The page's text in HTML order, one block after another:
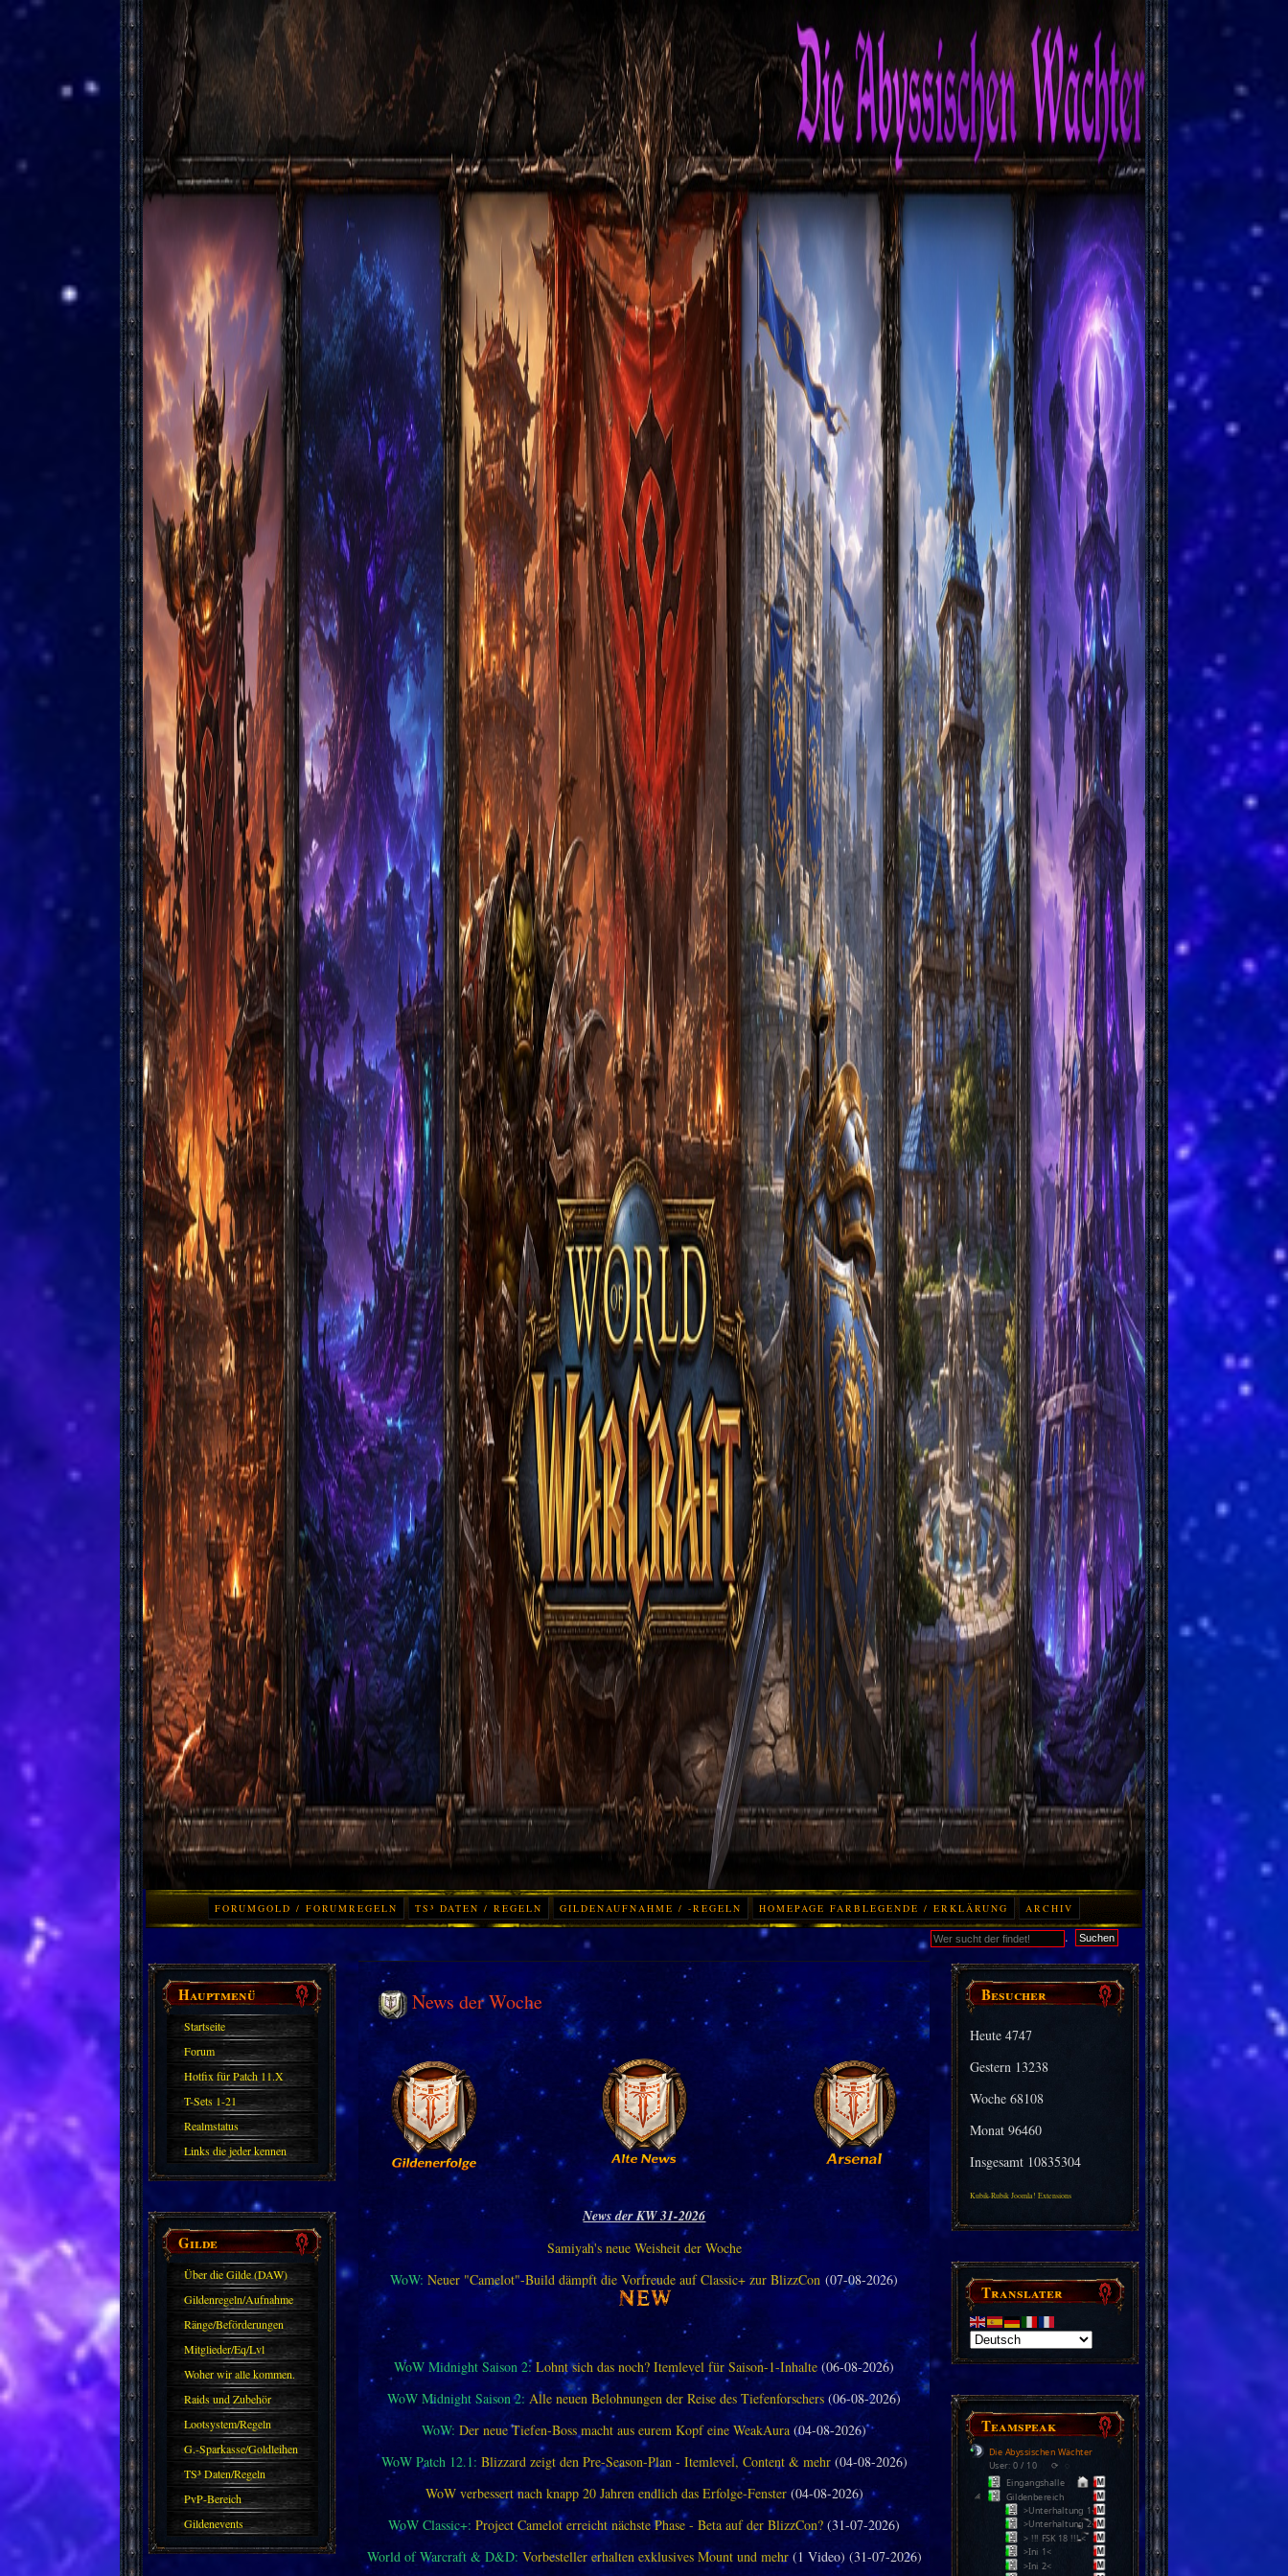
FORUMGOLD / FORUMREGELN TS³ DATEN / REGELN GILDENAUFNAHME / -REGELN HOMEPAGE FARBLEGENDE / ERKLÄRUNG ARCHIV
. Suchen
Hauptmenü
Startseite
Forum
Hotfix für Patch 11.X
T-Sets 1-21
Realmstatus
Links die jeder kennen
sollte?! Oder nicht?
Gilde
Über die Gilde (DAW)
Gildenregeln/Aufnahme
Ränge/Beförderungen
Mitglieder/Eq/Lvl
Woher wir alle kommen.
Raids und Zubehör
Lootsystem/Regeln
G.-Sparkasse/Goldleihen
TS³ Daten/Regeln
PvP-Bereich
Gildenevents
Besucher
Heute4747
Gestern 13238
Woche68108
Monat96460
Insgesamt 10835304
Kubik-Rubik Joomla! Extensions
Translater
Teamspeak
Die Abyssischen Wächter
User: 0 / 10 ⟳
Eingangshalle
Gildenbereich
>Unterhaltung 1<
>Unterhaltung 2<
> !!! FSK 18 !!! <
>Ini 1<
>Ini 2<
News der Woche
News der KW 31-2026
Samiyah's neue Weisheit der Woche
WoW: Neuer "Camelot"-Build dämpft die Vorfreude auf Classic+ zur BlizzCon (07-08-2026)
WoW Midnight Saison 2: Lohnt sich das noch? Itemlevel für Saison-1-Inhalte (06-08-2026)
WoW Midnight Saison 2: Alle neuen Belohnungen der Reise des Tiefenforschers (06-08-2026)
WoW:Der neue Tiefen-Boss macht aus eurem Kopf eine WeakAura (04-08-2026)
WoW Patch 12.1: Blizzard zeigt den Pre-Season-Plan - Itemlevel, Content & mehr(04-08-2026)
WoW verbessert nach knapp 20 Jahren endlich das Erfolge-Fenster(04-08-2026)
WoW Classic+: Project Camelot erreicht nächste Phase - Beta auf der BlizzCon? (31-07-2026)
World of Warcraft & D&D: Vorbesteller erhalten exklusives Mount und mehr(1 Video) (31-07-2026)